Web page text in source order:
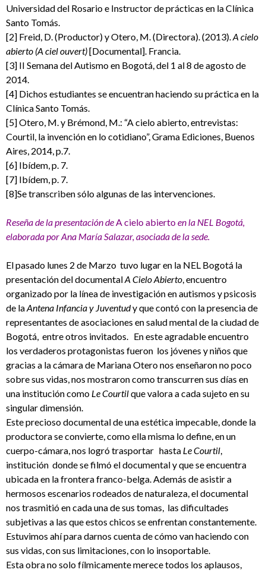
Universidad del Rosario e Instructor de prácticas en la Clínica
Santo Tomás.
[2] Freid, D. (Productor) y Otero, M. (Directora). (2013).A cielo
abierto (A ciel ouvert)[Documental]. Francia.
[3] II Semana del Autismo en Bogotá, del 1 al 8 de agosto de
2014.
[4] Dichos estudiantes se encuentran haciendo su práctica en la
Clínica Santo Tomás.
[5] Otero, M. y Brémond, M.: “A cielo abierto, entrevistas:
Courtil, la invención en lo cotidiano”, Grama Ediciones, Buenos
Aires, 2014, p.7.
[6] Ibídem, p. 7.
[7] Ibídem, p. 7.
[8]Se transcriben sólo algunas de las intervenciones.
Reseña de la presentación deA cielo abiertoen la NEL Bogotá,
elaborada por Ana María Salazar, asociada de la sede.
El pasado lunes 2 de Marzo tuvo lugar en la NEL Bogotá la
presentación del documentalA Cielo Abierto, encuentro
organizado por la línea de investigación en autismos y psicosis
de laAntena Infancia y Juventudy que contó con la presencia de
representantes de asociaciones en salud mental de la ciudad de
Bogotá, entre otros invitados. En este agradable encuentro
los verdaderos protagonistas fueron los jóvenes y niños que
gracias a la cámara de Mariana Otero nos enseñaron no poco
sobre sus vidas, nos mostraron como transcurren sus días en
una institución como Le Courtilque valora a cada sujeto en su
singular dimensión.
Este precioso documental de una estética impecable, donde la
productora se convierte, como ella misma lo define, en un
cuerpo-cámara, nos logró trasportar hasta Le Courtil,
institución donde se filmó el documental y que se encuentra
ubicada en la frontera franco-belga. Además de asistir a
hermosos escenarios rodeados de naturaleza, el documental
nos trasmitió en cada una de sus tomas, las dificultades
subjetivas a las que estos chicos se enfrentan constantemente.
Estuvimos ahí para darnos cuenta de cómo van haciendo con
sus vidas, con sus limitaciones, con lo insoportable.
Esta obra no solo fílmicamente merece todos los aplausos,